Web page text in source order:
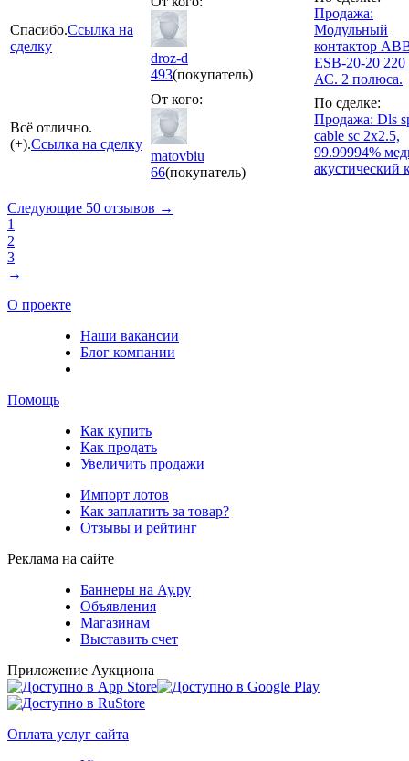
Спасибо.Ссылка на
сделку
droz-d
493(покупатель)
Продажа:
Модульный
контактор
ESB-20-20
АС. 2 полюса.
Всё отлично.
(+).Ссылка на сделку
От кого:
matovbiu
66(покупатель)
По сделке:
Продажа: Dls
cable sc 2x2.5,
99.99994%
акустический
Следующие 50 отзывов →
1
2
3
→
О проекте
Наши вакансии
Блог компании
Помощь
Как купить
Как продать
Увеличить продажи
Импорт лотов
Как заплатить за товар?
Отзывы и рейтинг
Реклама на сайте
Баннеры на Ау.ру
Объявления
Магазинам
Выставить счет
Приложение Аукциона
Оплата услуг сайта